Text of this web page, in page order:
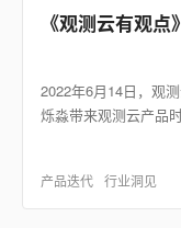
《观测云有观
2022年6月14日，观
烁淼带来观测云产品
产品迭代 行业洞见